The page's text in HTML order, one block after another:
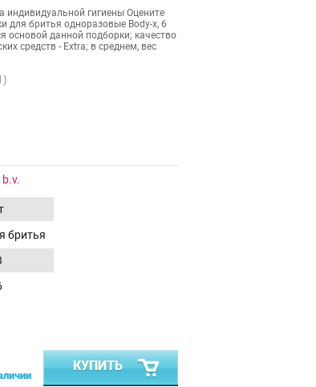
гигиены Оцените
для бритья одноразовые Body-x, 6
данной подборки; качество
средств - Extra; в среднем, вес
)
бритья
КУПИТЬ